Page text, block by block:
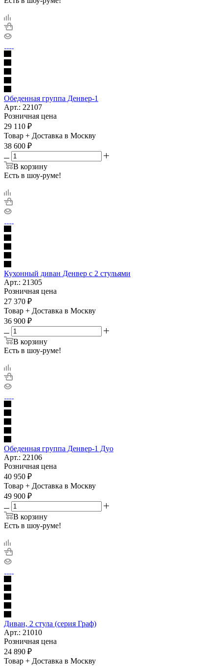
Обеденная группа Денвер-1
Арт.: 22107
Розничная цена
29 110 ₽
Товар + Доставка в Москву
38 600 ₽
В корзину
Есть в шоу-руме!
Кухонный диван Денвер с 2 стульями
Арт.: 21305
Розничная цена
27 370 ₽
Товар + Доставка в Москву
36 900 ₽
В корзину
Есть в шоу-руме!
Обеденная группа Денвер-1 Дуо
Арт.: 22106
Розничная цена
40 950 ₽
Товар + Доставка в Москву
49 900 ₽
В корзину
Есть в шоу-руме!
Диван, 2 стула (серия Граф)
Арт.: 21010
Розничная цена
24 890 ₽
Товар + Доставка в Москву